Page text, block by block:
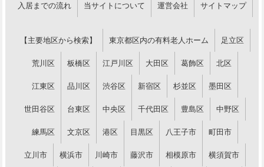
入居までの流れ 当サイトについて 運営会社 サイトマップ
【主要地区から検索】 東京都区内の有料老人ホーム 足立区
荒川区 板橋区 江戸川区 大田区 葛飾区 北区
江東区 品川区 渋谷区 新宿区 杉並区 墨田区
世田谷区 台東区 中央区 千代田区 豊島区 中野区
練馬区 文京区 港区 目黒区 八王子市 町田市
立川市 横浜市 川崎市 藤沢市 相模原市 横須賀市